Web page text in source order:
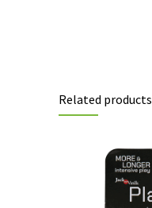
Related products